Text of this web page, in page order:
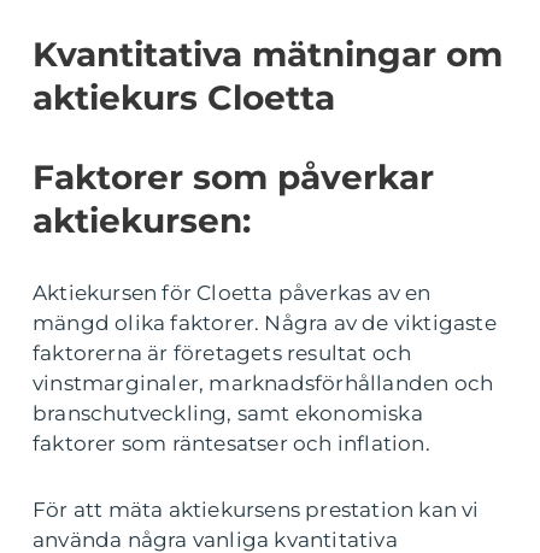
Kvantitativa mätningar om
aktiekurs Cloetta
Faktorer som påverkar
aktiekursen:
Aktiekursen för Cloetta påverkas av en
mängd olika faktorer. Några av de viktigaste
faktorerna är företagets resultat och
vinstmarginaler, marknadsförhållanden och
branschutveckling, samt ekonomiska
faktorer som räntesatser och inflation.
För att mäta aktiekursens prestation kan vi
använda några vanliga kvantitativa